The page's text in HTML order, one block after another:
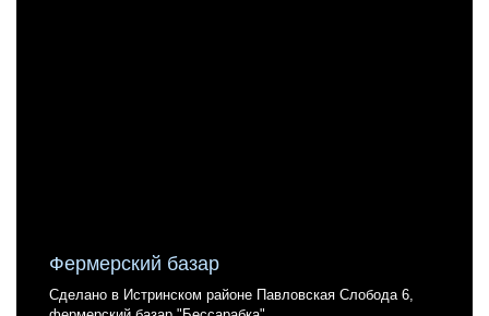
Фермерский базар
Сделано в Истринском районе Павловская Слобода 6,